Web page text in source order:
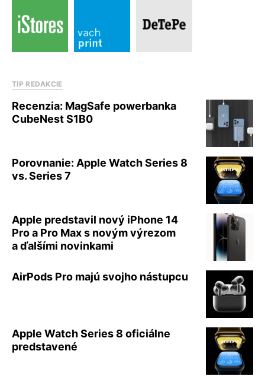
TIP REDAKCIE
Recenzia: MagSafe powerbanka
CubeNest S1B0
Porovnanie: Apple Watch Series 8
vs. Series 7
Apple predstavil nový iPhone 14
Pro a Pro Max s novým výrezom
a ďalšími novinkami
AirPods Pro majú svojho nástupcu
Apple Watch Series 8 oficiálne
predstavené